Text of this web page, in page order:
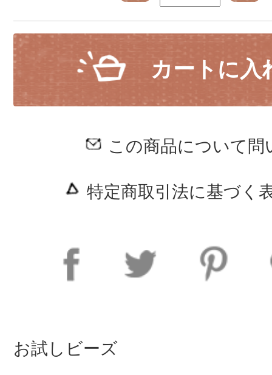
カートに入
この商品について問
特定商取引法に基づく
お試しビーズ